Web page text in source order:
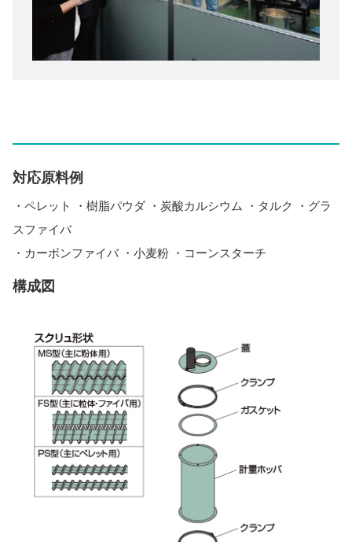
対応原料例
・ペレット ・樹脂パウダ ・炭酸カルシウム ・タルク ・グラ
スファイバ
・カーボンファイバ ・小麦粉 ・コーンスターチ
構成図